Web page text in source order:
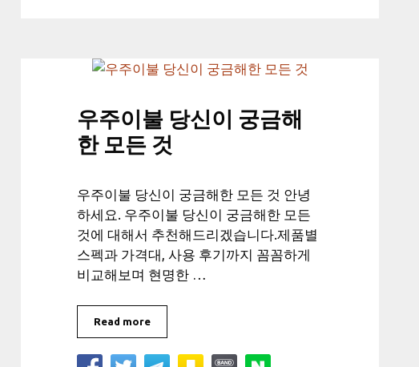
우주이불 당신이 궁금해
한 모든 것
우주이불 당신이 궁금해한 모든 것 안녕
하세요. 우주이불 당신이 궁금해한 모든
것에 대해서 추천해드리겠습니다.제품별
스펙과 가격대, 사용 후기까지 꼼꼼하게
비교해보며 현명한 …
Read more